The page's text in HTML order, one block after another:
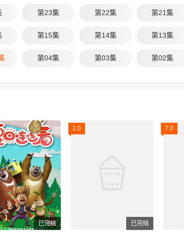
第23集 第22集 第21集
第15集 第14集 第13集
第04集 第03集 第02集
已完结
1.0
已完结
7.0